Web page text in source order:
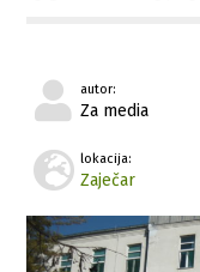
autor:
Za media
lokacija:
Zaječar